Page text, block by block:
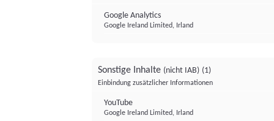
Google Analytics
Google Ireland Limited, Irland
Sonstige Inhalte (nicht IAB) (1)
Einbindung zusätzlicher Informationen
YouTube
Google Ireland Limited, Irland